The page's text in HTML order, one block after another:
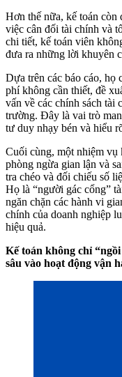
Hơn thế nữa, kế toán còn
việc cân đối tài chính và
chi tiết, kế toán viên
đưa ra những lời khuyên
Dựa trên các báo cáo, họ
phí không cần thiết, đề
vấn về các chính sách tài
trường. Đây là vai trò
tư duy nhạy bén và hiểu
Cuối cùng, một nhiệm vụ
phòng ngừa gian lận và
tra chéo và đối chiếu số
Họ là “người gác cổng”
ngăn chặn các hành vi
chính của doanh nghiệp
hiệu quả.
Kế toán không chỉ
sâu vào hoạt động vận